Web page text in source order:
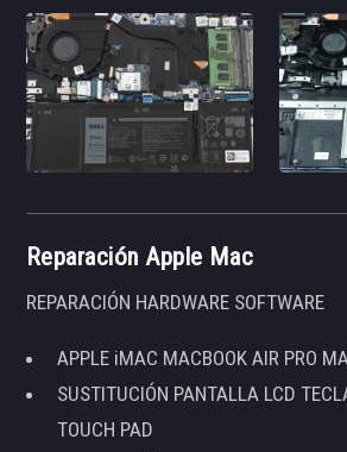
Reparación Apple Mac
REPARACIÓN HARDWARE SOFTWARE
APPLE iMAC MACBOOK AIR PRO
SUSTITUCIÓN PANTALLA LCD
TOUCH PAD